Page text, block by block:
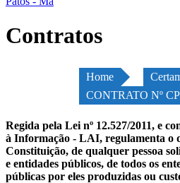
Contratos
Home
CONTRATO Nº
Regida pela Lei nº 12.527/2011, e
à Informação - LAI, regulamenta o
Constituição, de qualquer pessoa
e entidades públicos, de todos os
públicas por eles produzidas ou